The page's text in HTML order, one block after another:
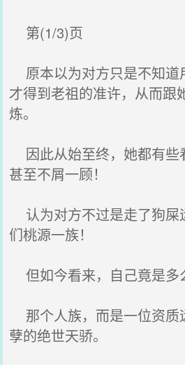
第(1/3)页
原本以为对方只是不知道
才得到老祖的准许，从而跟
炼。
因此从始至终，她都有些
甚至不屑一顾！
认为对方不过是走了狗屎
们桃源一族！
但如今看来，自己竟是多
那个人族，而是一位资质
孽的绝世天骄。